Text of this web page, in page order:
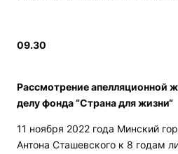
09.30
Рассмотрение апелляционной
делу фонда “Страна для жизни“
11 ноября 2022 года Минский
Антона Сташевского к 8 годам